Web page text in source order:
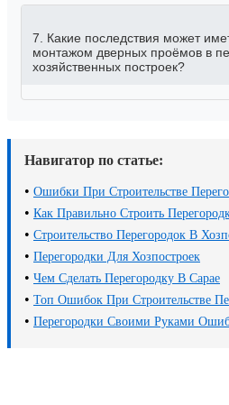
7. Какие последствия может
монтажом дверных проёмов в
хозяйственных построек?
Навигатор по статье:
• Ошибки При Строительстве
• Как Правильно Строить
• Строительство Перегородок В
• Перегородки Для Хозпостроек
• Чем Сделать Перегородку В Сарае
• Топ Ошибок При Строительстве
• Перегородки Своими Руками